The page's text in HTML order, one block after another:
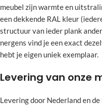
meubel zijn warmte en
een dekkende RAL kleur
structuur van ieder plank
nergens vind je een exact
hebt je eigen uniek exemplaar.
Levering van onze
Levering door Nederland en